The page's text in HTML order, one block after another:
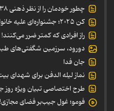
چطور خودمان را از نظر ذهنی ۳۸ برابر قوی‌تر کنیم؟
کن ۲۰۲۵؛ جشنواره‌ای علیه خانواده
راز افرادی که کمتر ضرر می‌کنند!
دورود، سرزمین شگفتی‌های
جان فدا
نماز لیله الدفن برای شهدای
طرح اختصاصی تبیان ویژه
فومو؛ غول جیب‌بر فضای مجازی!